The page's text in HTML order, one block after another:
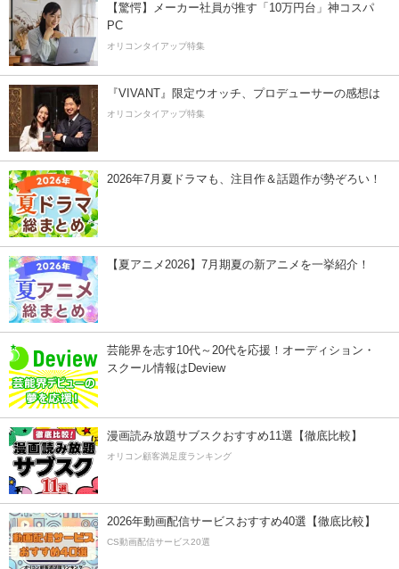
【驚愕】メーカー社員が推す「10万円台」神コスパ
PC
オリコンタイアップ特集
『VIVANT』限定ウオッチ、プロデューサーの感想は
オリコンタイアップ特集
2026年7月夏ドラマも、注目作＆話題作が勢ぞろい！
【夏アニメ2026】7月期夏の新アニメを一挙紹介！
芸能界を志す10代～20代を応援！オーディション・
スクール情報はDeview
漫画読み放題サブスクおすすめ11選【徹底比較】
オリコン顧客満足度ランキング
2026年動画配信サービスおすすめ40選【徹底比較】
CS動画配信サービス20選